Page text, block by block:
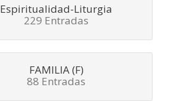
Espiritualidad-Liturgia
229 Entradas
FAMILIA (F)
88 Entradas